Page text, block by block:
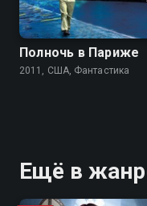
Полночь в Париже
2011, США, Фантастика
Ещё в